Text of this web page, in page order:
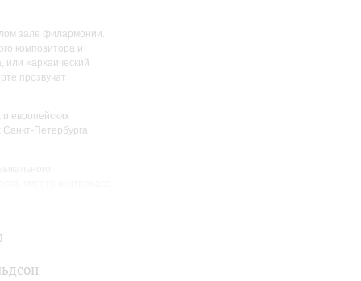
зале филармонии.
композитора и
или «архаический
прозвучат
европейских
Петербурга,